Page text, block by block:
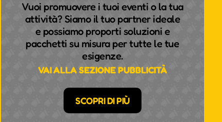
Vuoi promuovere i tuoi eventi o la tua
attività? Siamo il tuo partner ideale
e possiamo proporti soluzioni e
pacchetti su misura per tutte le tue
esigenze.
VAI ALLA SEZIONE PUBBLICITÀ
SCOPRI DI PIÙ